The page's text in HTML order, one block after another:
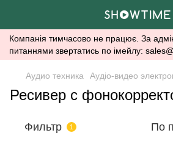
Компанія тимчасово не працює. За
питаннями звертатись по імейлу:
Аудио техника Аудіо-видео
Ресивер с
Фильтр 1 По